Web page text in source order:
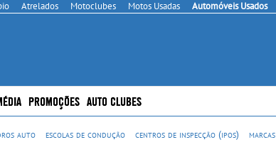
Atrelados Motoclubes Motos Usadas Automóveis Usados
PROMOÇÕES AUTO CLUBES
auto escolas de condução centros de inspecção (ipos) marcas